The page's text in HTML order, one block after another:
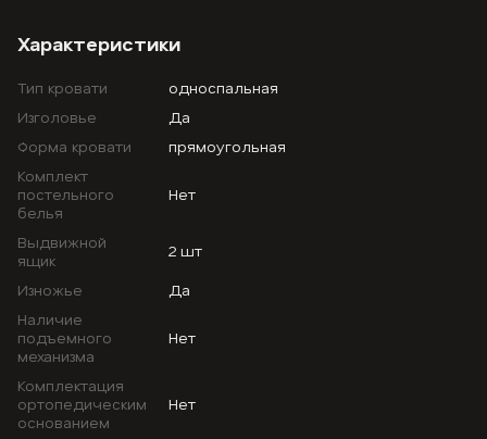
Характеристики
Тип кровати
односпальная
Изголовье
Да
Форма кровати
прямоугольная
Комплект
постельного
белья
Нет
Выдвижной
ящик
2 шт
Изножье
Да
Наличие
подъемного
механизма
Нет
Комплектация
ортопедическим
основанием
Нет